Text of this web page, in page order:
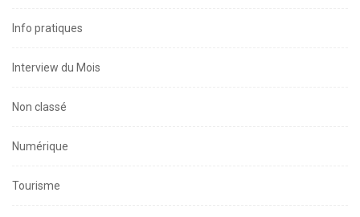
Info pratiques
Interview du Mois
Non classé
Numérique
Tourisme